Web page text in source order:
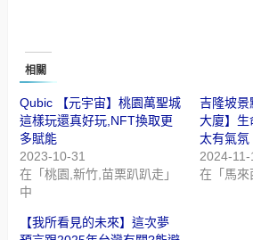
相關
Qubic 【元宇宙】桃園萬聖城
這樣玩還真好玩,NFT換取更
多賦能
2023-10-31
在「桃園,新竹,苗栗趴趴走」
中
吉隆坡景
大廈】生
太有氣氛
2024-11-
在「馬來
【我所看見的未來】這次夢